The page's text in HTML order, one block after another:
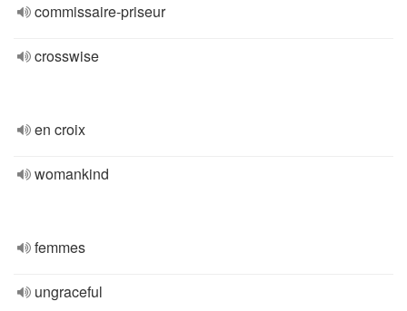
commissaire-priseur
crosswise
en croix
womankind
femmes
ungraceful